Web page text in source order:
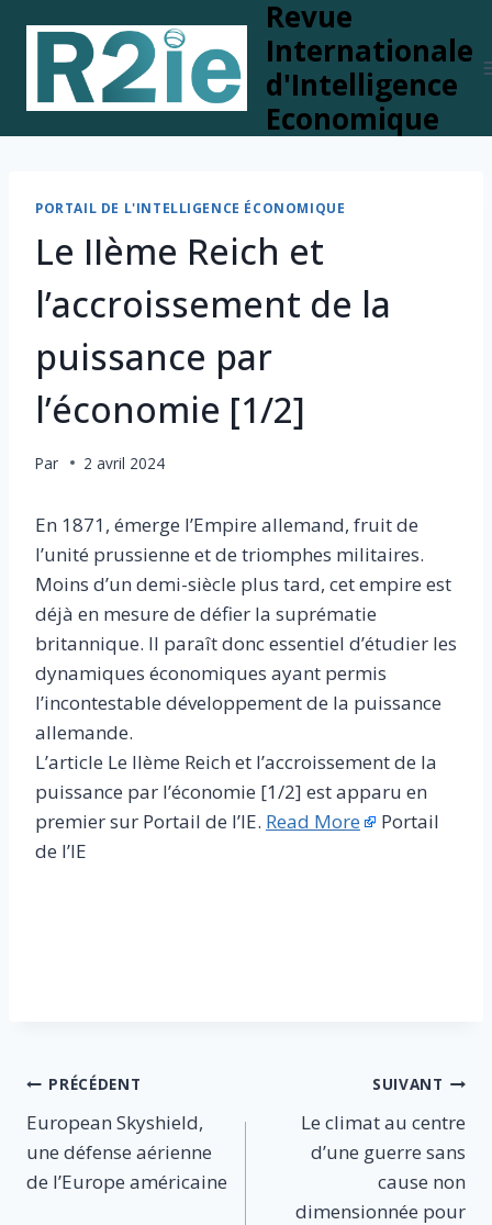
content
Revue
Internationale
d'Intelligence
Economique
PORTAIL DE L'INTELLIGENCE ÉCONOMIQUE
Le IIème Reich et
l’accroissement de la
puissance par
l’économie [1/2]
Par 2 avril 2024
En 1871, émerge l’Empire allemand, fruit de
l’unité prussienne et de triomphes militaires.
Moins d’un demi-siècle plus tard, cet empire est
déjà en mesure de défier la suprématie
britannique. Il paraît donc essentiel d’étudier les
dynamiques économiques ayant permis
l’incontestable développement de la puissance
allemande.
L’article Le IIème Reich et l’accroissement de la
puissance par l’économie [1/2] est apparu en
premier sur Portail de l’IE. Read More
Portail
de l’IE
Navigation
de
l’article
PRÉCÉDENT
European Skyshield,
une défense aérienne
de l’Europe américaine
SUIVANT
Le climat au centre
d’une guerre sans
cause non
dimensionnée pour